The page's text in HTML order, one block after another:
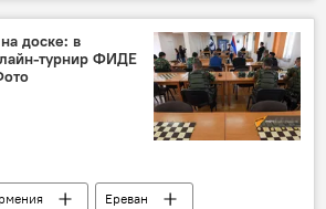
доске: в
турнир ФИДЕ
Ереван